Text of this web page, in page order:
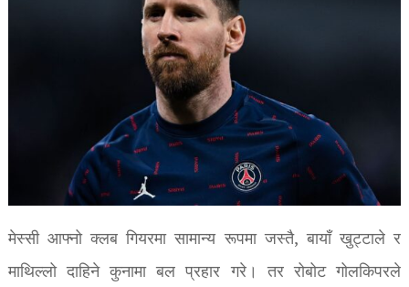
मेस्सी आफ्नो क्लब गियरमा सामान्य रूपमा जस्तै, बायाँ खुट्टाले र
माथिल्लो दाहिने कुनामा बल प्रहार गरे। तर रोबोट गोलकिपरले